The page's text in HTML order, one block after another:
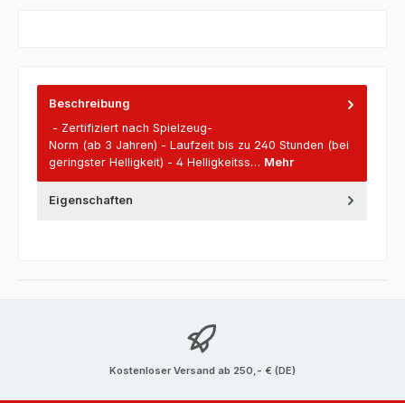
Beschreibung
- Zertifiziert nach Spielzeug-
Norm (ab 3 Jahren) - Laufzeit bis zu 240 Stunden (bei
geringster Helligkeit) - 4 Helligkeitss… Mehr
Eigenschaften
Kostenloser Versand ab 250,- € (DE)